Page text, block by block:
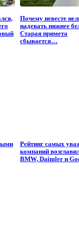
Почему невесте
надевать нижнее
Старая примета
сбывается…
Рейтинг самых
компаний
BMW, Daimler и